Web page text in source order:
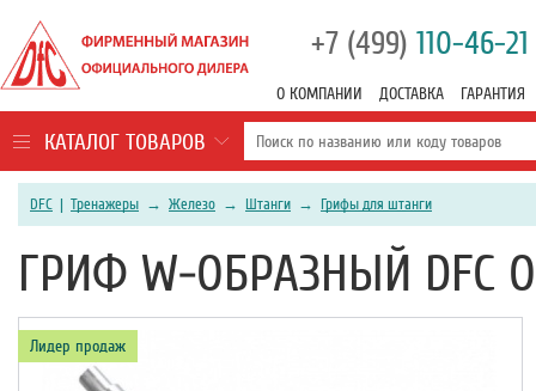
+7 (499) 110-46-21
О КОМПАНИИ ДОСТАВКА ГАРАНТИЯ
КАТАЛОГ ТОВАРОВ
DFC | Тренажеры → Железо → Штанги → Грифы для штанги
ГРИФ W-ОБРАЗНЫЙ DFC
Лидер продаж